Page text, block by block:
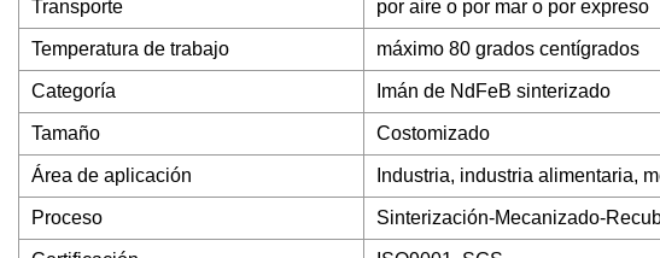
Transporte por aire o por mar o por expreso
Temperatura de trabajo máximo 80 grados centígrados
Categoría Imán de NdFeB sinterizado
Tamaño Costomizado
Área de aplicación Industria, industria alimentaria,
Proceso Sinterización-Mecanizado-